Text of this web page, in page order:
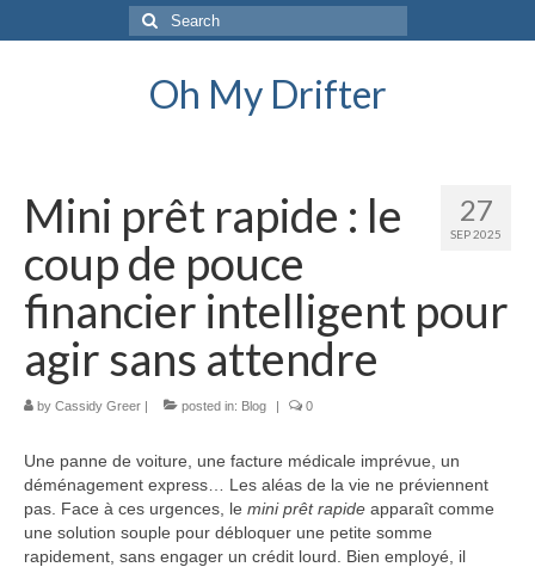
Search
for:
Oh My Drifter
27
SEP 2025
Mini prêt rapide : le
coup de pouce
financier intelligent pour
agir sans attendre
by Cassidy Greer | posted in: Blog | 0
Une panne de voiture, une facture médicale imprévue, un
déménagement express… Les aléas de la vie ne préviennent
pas. Face à ces urgences, le mini prêt rapide apparaît comme
une solution souple pour débloquer une petite somme
rapidement, sans engager un crédit lourd. Bien employé, il